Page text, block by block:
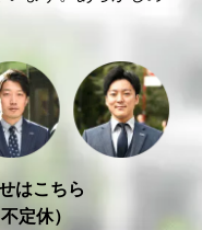
はこちら
定休）